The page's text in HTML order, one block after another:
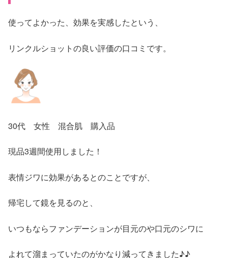
使ってよかった、効果を実感したという、
リンクルショットの良い評価の口コミです。
30代 女性 混合肌 購入品
現品3週間使用しました！
表情ジワに効果があるとのことですが、
帰宅して鏡を見るのと、
いつもならファンデーションが目元のや口元のシワに
よれて溜まっていたのがかなり減ってきました♪♪